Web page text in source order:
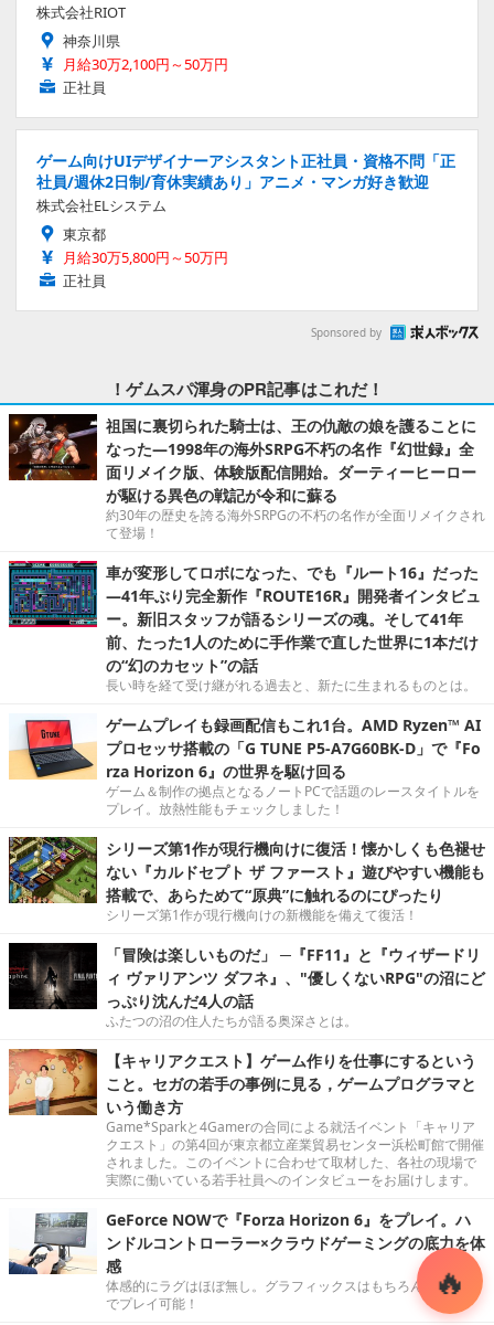
株式会社RIOT
神奈川県
月給30万2,100円～50万円
正社員
ゲーム向けUIデザイナーアシスタント正社員・資格不問「正
社員/週休2日制/育休実績あり」アニメ・マンガ好き歓迎
株式会社ELシステム
東京都
月給30万5,800円～50万円
正社員
Sponsored by
！ゲムスパ渾身のPR記事はこれだ！
祖国に裏切られた騎士は、王の仇敵の娘を護ることに
なった―1998年の海外SRPG不朽の名作『幻世録』全
面リメイク版、体験版配信開始。ダーティーヒーロー
が駆ける異色の戦記が令和に蘇る
約30年の歴史を誇る海外SRPGの不朽の名作が全面リメイクされ
て登場！
車が変形してロボになった、でも『ルート16』だった
―41年ぶり完全新作『ROUTE16R』開発者インタビュ
ー。新旧スタッフが語るシリーズの魂。そして41年
前、たった1人のために手作業で直した世界に1本だけ
の“幻のカセット”の話
長い時を経て受け継がれる過去と、新たに生まれるものとは。
ゲームプレイも録画配信もこれ1台。AMD Ryzen™ AI
プロセッサ搭載の「G TUNE P5-A7G60BK-D」で『Fo
rza Horizon 6』の世界を駆け回る
ゲーム＆制作の拠点となるノートPCで話題のレースタイトルを
プレイ。放熱性能もチェックしました！
シリーズ第1作が現行機向けに復活！懐かしくも色褪せ
ない『カルドセプト ザ ファースト』遊びやすい機能も
搭載で、あらためて“原典”に触れるのにぴったり
シリーズ第1作が現行機向けの新機能を備えて復活！
「冒険は楽しいものだ」 ─『FF11』と『ウィザードリ
ィ ヴァリアンツ ダフネ』、"優しくないRPG"の沼にど
っぷり沈んだ4人の話
ふたつの沼の住人たちが語る奥深さとは。
【キャリアクエスト】ゲーム作りを仕事にするという
こと。セガの若手の事例に見る，ゲームプログラマと
いう働き方
Game*Sparkと4Gamerの合同による就活イベント「キャリア
クエスト」の第4回が東京都立産業貿易センター浜松町館で開催
されました。このイベントに合わせて取材した、各社の現場で
実際に働いている若手社員へのインタビューをお届けします。
GeForce NOWで『Forza Horizon 6』をプレイ。ハ
ンドルコントローラー×クラウドゲーミングの底力を体
感
体感的にラグはほぼ無し。グラフィックスはもちろん最高設定
でプレイ可能！